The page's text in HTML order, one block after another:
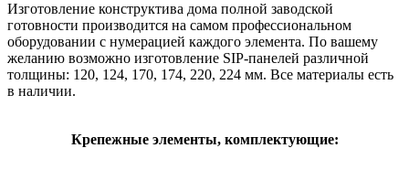
Изготовление конструктива дома полной заводской
готовности производится на самом профессиональном
оборудовании с нумерацией каждого элемента. По вашему
желанию возможно изготовление SIP-панелей различной
толщины: 120, 124, 170, 174, 220, 224 мм. Все материалы есть
в наличии.
Крепежные элементы, комплектующие: